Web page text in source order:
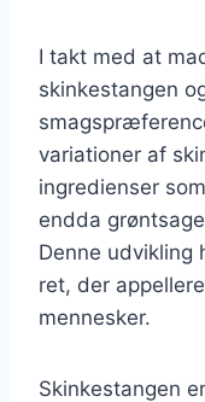
I takt med at
skinkestangen
variationer af
ingredienser
endda
Denne udvikling
ret, der
mennesker.
Skinkestangen